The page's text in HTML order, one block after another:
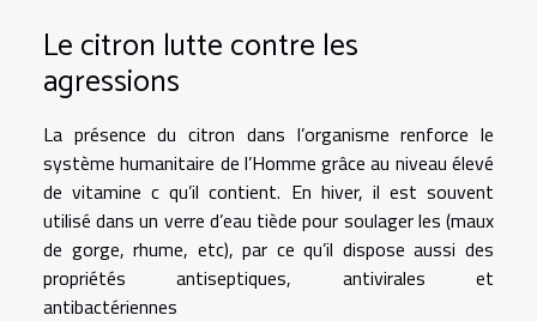
Le citron lutte contre les
agressions
La présence du citron dans l’organisme renforce le
système humanitaire de l’Homme grâce au niveau élevé
de vitamine c qu’il contient. En hiver, il est souvent
utilisé dans un verre d’eau tiède pour soulager les (maux
de gorge, rhume, etc), par ce qu’il dispose aussi des
propriétés antiseptiques, antivirales et
antibactériennes